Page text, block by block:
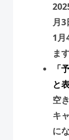
月3
1月
ます
「
と
空
キ
に